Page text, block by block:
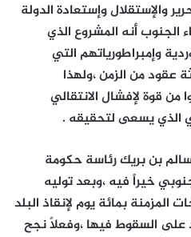
والإستقلال وإستعادة الدولة
الجنوب أنه المشروع الذي
وإمبراطورياتهم التي
عقود من الزمن ،ولهذا
من قوة لإفشال الانتقالي
الذي يسعى لتحقيقه .
بن بريك رئاسة حكومة
خيراً فيه ،وبعد توليه
بمائة يوم لإنقاذ البلد
على السقوط فيها ،وفعلاً نجح